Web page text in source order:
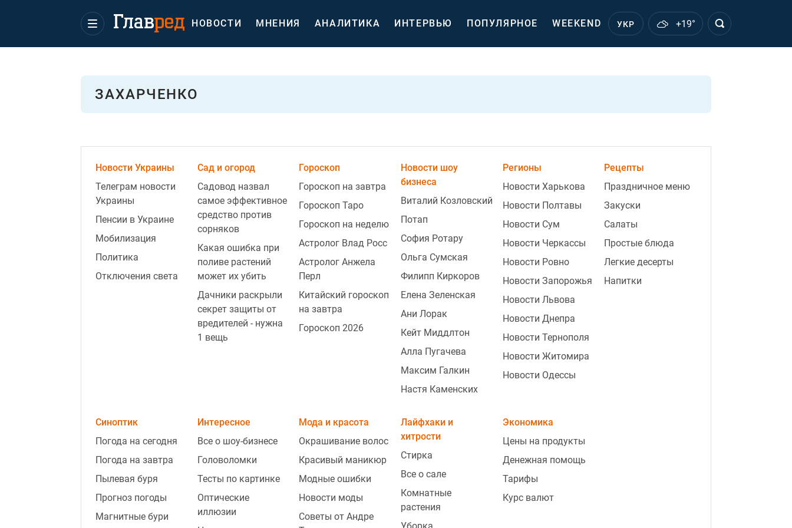
НОВОСТИ МНЕНИЯ АНАЛИТИКА ИНТЕРВЬЮ ПОПУЛЯРНОЕ WEEKEND УКР +19°
ЗАХАРЧЕНКО
Новости Украины
Телеграм новости
Украины
Пенсии в Украине
Мобилизация
Политика
Отключения света
Сад и огород
Садовод назвал
самое эффективное
средство против
сорняков
Какая ошибка при
поливе растений
может их убить
Дачники раскрыли
секрет защиты от
вредителей - нужна
1 вещь
Гороскоп
Гороскоп на завтра
Гороскоп Таро
Гороскоп на неделю
Астролог Влад Росс
Астролог Анжела
Перл
Китайский гороскоп
на завтра
Гороскоп 2026
Новости шоу
бизнеса
Виталий Козловский
Потап
София Ротару
Ольга Сумская
Филипп Киркоров
Елена Зеленская
Ани Лорак
Кейт Миддлтон
Алла Пугачева
Максим Галкин
Настя Каменских
Регионы
Новости Харькова
Новости Полтавы
Новости Сум
Новости Черкассы
Новости Ровно
Новости Запорожья
Новости Львова
Новости Днепра
Новости Тернополя
Новости Житомира
Новости Одессы
Рецепты
Праздничное меню
Закуски
Салаты
Простые блюда
Легкие десерты
Напитки
Синоптик
Погода на сегодня
Погода на завтра
Пылевая буря
Прогноз погоды
Магнитные бури
Интересное
Все о шоу-бизнесе
Головоломки
Тесты по картинке
Оптические
иллюзии
Мода и красота
Окрашивание волос
Красивый маникюр
Модные ошибки
Новости моды
Советы от Андре
Лайфхаки и
хитрости
Стирка
Все о сале
Комнатные
растения
Экономика
Цены на продукты
Денежная помощь
Тарифы
Курс валют